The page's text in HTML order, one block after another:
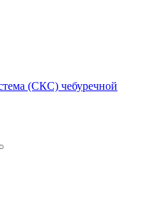
(СКС) чебуречной